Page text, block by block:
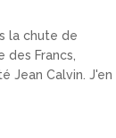
la chute de
des Francs,
Jean Calvin. J'en